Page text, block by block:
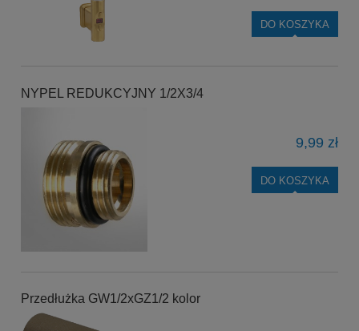
DO KOSZYKA
NYPEL REDUKCYJNY 1/2X3/4
9,99 zł
DO KOSZYKA
Przedłużka GW1/2xGZ1/2 kolor